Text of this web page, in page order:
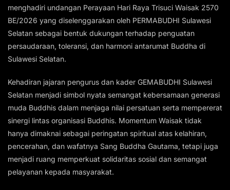
menghadiri undangan Perayaan Hari Raya Trisuci Waisak 2570
BE/2026 yang diselenggarakan oleh PERMABUDHI Sulawesi
Selatan sebagai bentuk dukungan terhadap penguatan
persaudaraan, toleransi, dan harmoni antarumat Buddha di
Sulawesi Selatan.
Kehadiran jajaran pengurus dan kader GEMABUDHI Sulawesi
Selatan menjadi simbol nyata semangat kebersamaan generasi
muda Buddhis dalam menjaga nilai persatuan serta mempererat
sinergi lintas organisasi Buddhis. Momentum Waisak tidak
hanya dimaknai sebagai peringatan spiritual atas kelahiran,
pencerahan, dan wafatnya Sang Buddha Gautama, tetapi juga
menjadi ruang memperkuat solidaritas sosial dan semangat
pelayanan kepada masyarakat.